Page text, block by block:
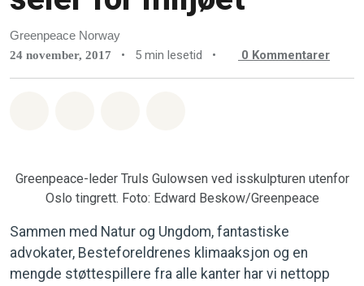
Greenpeace Norway
24 november, 2017 • 5 min lesetid • 0 Kommentarer
Greenpeace-leder Truls Gulowsen ved isskulpturen utenfor
Oslo tingrett. Foto: Edward Beskow/Greenpeace
Sammen med Natur og Ungdom, fantastiske
advokater, Besteforeldrenes klimaaksjon og en
mengde støttespillere fra alle kanter har vi nettopp